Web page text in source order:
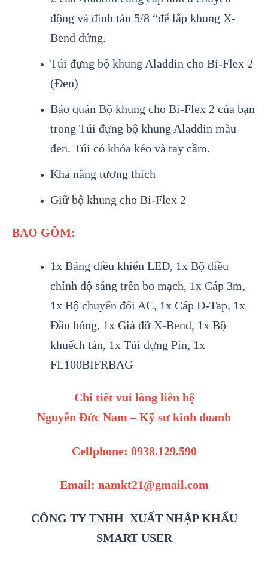
động và đinh tán 5/8 “để lắp khung X-
Bend đứng.
Túi đựng bộ khung Aladdin cho Bi-Flex 2
(Đen)
Bảo quản Bộ khung cho Bi-Flex 2 của bạn
trong Túi đựng bộ khung Aladdin màu
đen. Túi có khóa kéo và tay cầm.
Khả năng tương thích
Giữ bộ khung cho Bi-Flex 2
BAO GỒM:
1x Bảng điều khiển LED, 1x Bộ điều
chỉnh độ sáng trên bo mạch, 1x Cáp 3m,
1x Bộ chuyển đổi AC, 1x Cáp D-Tap, 1x
Đầu bóng, 1x Giá đỡ X-Bend, 1x Bộ
khuếch tán, 1x Túi đựng Pin, 1x
FL100BIFRBAG
Chi tiết vui lòng liên hệ
Nguyễn Đức Nam – Kỹ sư kinh doanh
Cellphone: 0938.129.590
Email: namkt21@gmail.com
CÔNG TY TNHH XUẤT NHẬP KHẨU
SMART USER